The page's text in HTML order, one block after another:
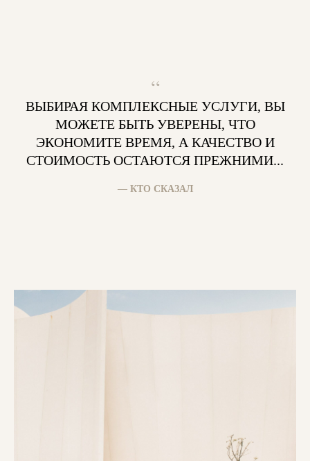
“
ВЫБИРАЯ КОМПЛЕКСНЫЕ УСЛУГИ, ВЫ
МОЖЕТЕ БЫТЬ УВЕРЕНЫ, ЧТО
ЭКОНОМИТЕ ВРЕМЯ, А КАЧЕСТВО И
СТОИМОСТЬ ОСТАЮТСЯ ПРЕЖНИМИ...
— КТО СКАЗАЛ